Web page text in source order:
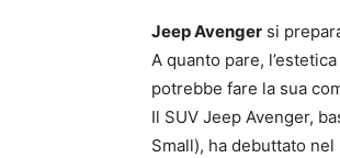
Jeep Avenger si
A quanto pare,
potrebbe fare la sua
Il SUV Jeep Avenger,
Small), ha debuttato